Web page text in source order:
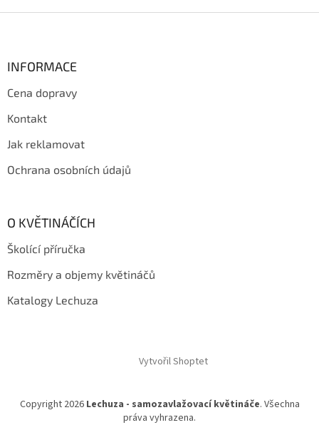
INFORMACE
Cena dopravy
Kontakt
Jak reklamovat
Ochrana osobních údajů
O KVĚTINÁČÍCH
Školící příručka
Rozměry a objemy květináčů
Katalogy Lechuza
Vytvořil Shoptet
Copyright 2026 Lechuza - samozavlažovací květináče. Všechna
práva vyhrazena.